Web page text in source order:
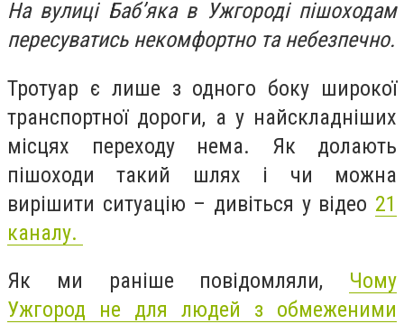
На вулиці Баб’яка в Ужгороді пішоходам
пересуватись некомфортно та небезпечно.
Тротуар є лише з одного боку широкої
транспортної дороги, а у найскладніших
місцях переходу нема. Як долають
пішоходи такий шлях і чи можна
вирішити ситуацію – дивіться у відео 21
каналу.
Як ми раніше повідомляли, Чому
Ужгород не для людей з обмеженими